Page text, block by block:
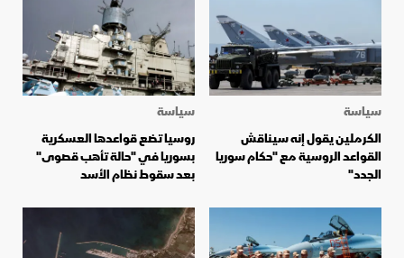
سياسة
الكرملين يقول إنه سيناقش
القواعد الروسية مع "حكام سوريا
الجدد"
سياسة
روسيا تضع قواعدها العسكرية
بسوريا في "حالة تأهب قصوى"
بعد سقوط نظام الأسد